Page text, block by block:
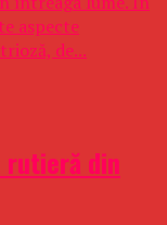
aspecte
de...
din